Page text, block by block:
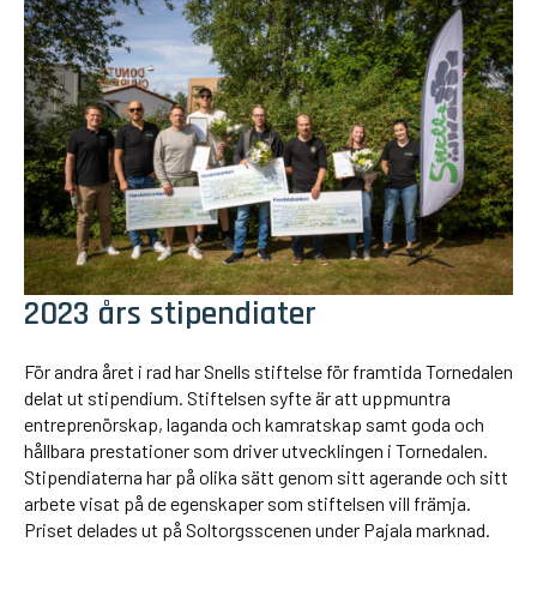
2023 års stipendiater
För andra året i rad har Snells stiftelse för framtida Tornedalen
delat ut stipendium. Stiftelsen syfte är att uppmuntra
entreprenörskap, laganda och kamratskap samt goda och
hållbara prestationer som driver utvecklingen i Tornedalen.
Stipendiaterna har på olika sätt genom sitt agerande och sitt
arbete visat på de egenskaper som stiftelsen vill främja.
Priset delades ut på Soltorgsscenen under Pajala marknad.